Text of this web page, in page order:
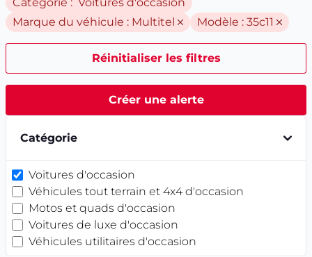
Marque du véhicule : Multitel Modèle : 35c11
Réinitialiser les filtres
Créer une alerte
Catégorie
Voitures d'occasion
Véhicules tout terrain et 4x4 d'occasion
Motos et quads d'occasion
Voitures de luxe d'occasion
Véhicules utilitaires d'occasion